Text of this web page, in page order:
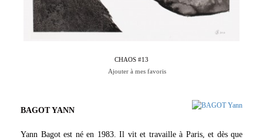
CHAOS #13
Ajouter à mes favoris
BAGOT YANN
Yann Bagot est né en 1983. Il vit et travaille à Paris, et dès que